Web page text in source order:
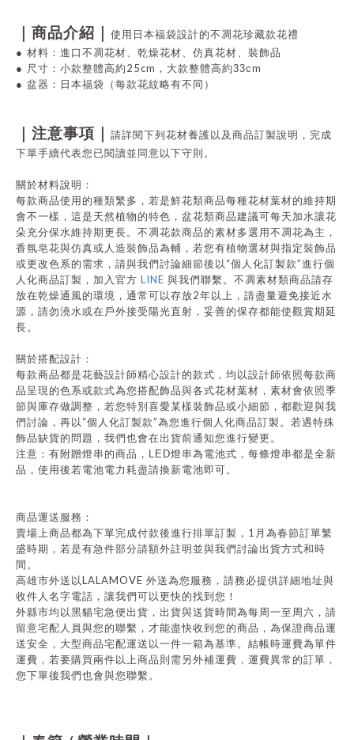
｜商品介紹｜
使用日本福袋設計的不凋花珍藏款花禮
● 材料：進口不凋花材、乾燥花材、仿真花材、裝飾品
● 尺寸： 小款整體高約 25cm ， 大款整體高約33cm
● 盆器：日本福袋（每款花紋略有不同）
｜注意事項｜
請詳閱下列花材養護以及商品訂製說明，完成
下單手續代表您已閱讀並同意以下守則。
關於材料說明：
每款商品使用的種類繁多，若是鮮花類商品每種花材葉材的維持期
會不一樣，這是天然植物的特色，盆花類商品建議可每天加水讓花
朵充分保水維持期更長。不凋花款商品的素材多選用不凋花為主，
香氛皂花與仿真或人造裝飾品為輔，若您有植物選材與指定裝飾品
或更改色系的需求，請與我們討論細節後以 “個人化訂製款”進行個
人化商品訂製，加入官方 LINE 與我們聯繫。不凋素材類商品請存
放在乾燥通風的環境，通常可以存放2年以上，請盡量避免接近水
源，請勿澆水或在戶外接受陽光直射，妥善的保存都能使觀賞期延
長。
關於搭配設計：
每款商品都是花藝設計師精心設計的款式，均以設計師依照每款商
品呈現的色系或款式為您搭配飾品與各式花材葉材，素材會依照季
節與庫存做調整，若您特別喜愛某樣裝飾品或小細節，都歡迎與我
們討論，再以 “個人化訂製款”為您進行個人化商品訂製。若遇特殊
飾品缺貨的問題，我們也會在出貨前通知您進行變更。
注意：有附贈燈串的商品， LED燈串為電池式，每條燈串都是全新
品，使用後若電池電力耗盡請換新電池即可。
商品運送服務：
賣場上商品都為下單完成付款後進行排單訂製， 1 月為春節訂單繁
盛時期，若是有急件部分請額外註明並與我們討論出貨方式和時
間。
高雄市外送以LALAMOVE 外送為您服務，請務必提供詳細地址與
收件人名字電話，讓我們可以更快的找到您！
外縣市均以黑貓宅急便出貨，出貨與送貨時間為每周一至周六，請
留意宅配人員與您的聯繫，才能盡快收到您的商品，為保證商品運
送安全，大型商品宅配運送以一件一箱為基準。結帳時運費為單件
運費，若要購買兩件以上商品則需另外補運費，運費異常的訂單，
您下單後我們也會與您聯繫。